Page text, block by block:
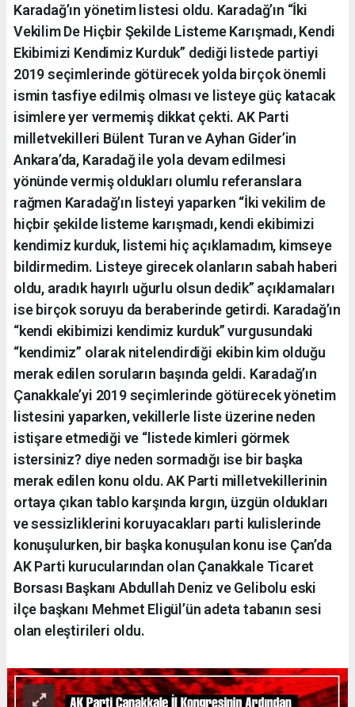
Karadağ’ın yönetim listesi oldu. Karadağ’ın “İki
Vekilim De Hiçbir Şekilde Listeme Karışmadı, Kendi
Ekibimizi Kendimiz Kurduk” dediği listede partiyi
2019 seçimlerinde götürecek yolda birçok önemli
ismin tasfiye edilmiş olması ve listeye güç katacak
isimlere yer vermemiş dikkat çekti. AK Parti
milletvekilleri Bülent Turan ve Ayhan Gider’in
Ankara’da, Karadağ ile yola devam edilmesi
yönünde vermiş oldukları olumlu referanslara
rağmen Karadağ’ın listeyi yaparken “İki vekilim de
hiçbir şekilde listeme karışmadı, kendi ekibimizi
kendimiz kurduk, listemi hiç açıklamadım, kimseye
bildirmedim. Listeye girecek olanların sabah haberi
oldu, aradık hayırlı uğurlu olsun dedik” açıklamaları
ise birçok soruyu da beraberinde getirdi. Karadağ’ın
“kendi ekibimizi kendimiz kurduk” vurgusundaki
“kendimiz” olarak nitelendirdiği ekibin kim olduğu
merak edilen soruların başında geldi. Karadağ’ın
Çanakkale’yi 2019 seçimlerinde götürecek yönetim
listesini yaparken, vekillerle liste üzerine neden
istişare etmediği ve “listede kimleri görmek
istersiniz? diye neden sormadığı ise bir başka
merak edilen konu oldu. AK Parti milletvekillerinin
ortaya çıkan tablo karşında kırgın, üzgün oldukları
ve sessizliklerini koruyacakları parti kulislerinde
konuşulurken, bir başka konuşulan konu ise Çan’da
AK Parti kurucularından olan Çanakkale Ticaret
Borsası Başkanı Abdullah Deniz ve Gelibolu eski
ilçe başkanı Mehmet Eligül’ün adeta tabanın sesi
olan eleştirileri oldu.